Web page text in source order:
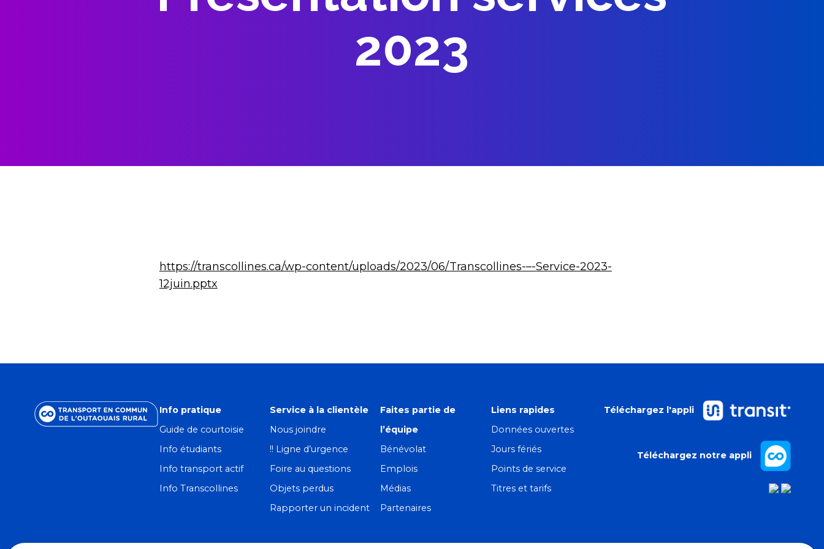
2023
https://transcollines.ca/wp-content/uploads/2023/06/Transcollines-–-Service-2023-
12juin.pptx
Info pratique
Guide de courtoisie
Info étudiants
Info transport actif
Info Transcollines
Service à la clientèle
Nous joindre
!! Ligne d’urgence
Foire au questions
Objets perdus
Rapporter un incident
Faites partie de
l’équipe
Bénévolat
Emplois
Médias
Partenaires
Liens rapides
Données ouvertes
Jours fériés
Points de service
Titres et tarifs
Téléchargez l'appli
Téléchargez notre appli